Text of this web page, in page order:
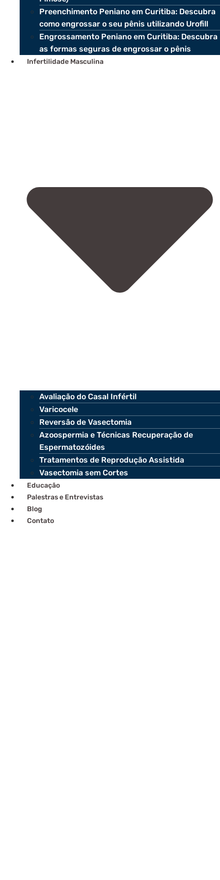
Preenchimento Peniano em Curitiba: Descubra
como engrossar o seu pênis utilizando Urofill
Engrossamento Peniano em Curitiba: Descubra
as formas seguras de engrossar o pênis
Infertilidade Masculina
Avaliação do Casal Infértil
Varicocele
Reversão de Vasectomia
Azoospermia e Técnicas Recuperação de
Espermatozóides
Tratamentos de Reprodução Assistida
Vasectomia sem Cortes
Educação
Palestras e Entrevistas
Blog
Contato